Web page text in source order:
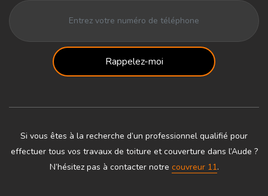
Si vous êtes à la recherche d’un professionnel qualifié pour
effectuer tous vos travaux de toiture et couverture dans l’Aude ?
N’hésitez pas à contacter notre couvreur 11.